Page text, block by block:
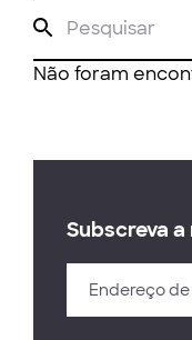
Não foram
Subscreva